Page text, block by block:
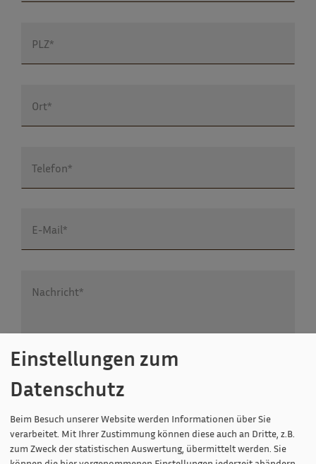
PLZ*
Ort*
Telefon*
E-Mail*
Nachricht*
Ich habe die Datenschutzerklärung gelesen
Absenden
*) Pflichtfeld
Einstellungen zum
Datenschutz
Beim Besuch unserer Website werden Informationen über Sie
verarbeitet. Mit Ihrer Zustimmung können diese auch an Dritte, z.B.
zum Zweck der statistischen Auswertung, übermittelt werden. Sie